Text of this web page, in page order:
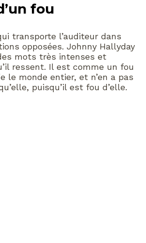
fou
transporte l’auditeur dans
opposées. Johnny Hallyday
mots très intenses et
ressent. Il est comme un fou
le monde entier, et n’en a pas
puisqu’il est fou d’elle.